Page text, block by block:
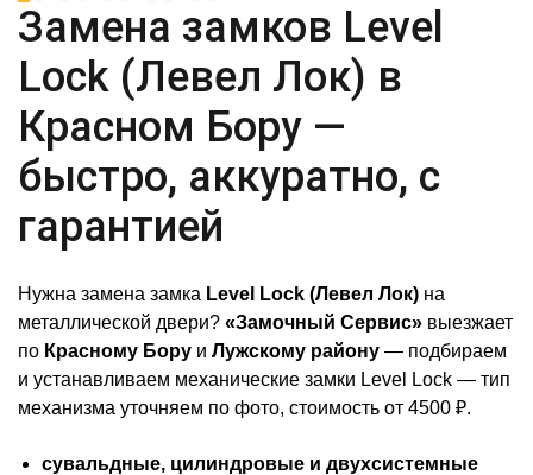
Замена замков Level
Lock (Левел Лок) в
Красном Бору —
быстро, аккуратно, с
гарантией
Нужна замена замка Level Lock (Левел Лок) на
металлической двери? «Замочный Сервис» выезжает
по Красному Бору и Лужскому району — подбираем
и устанавливаем механические замки Level Lock — тип
механизма уточняем по фото, стоимость от 4500 ₽.
сувальдные, цилиндровые и двухсистемные